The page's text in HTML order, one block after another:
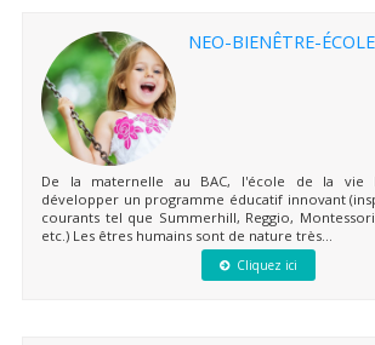
NEO-BIENÊTRE-
De la maternelle au BAC, l'école de la vie
développer un programme éducatif innovant
courants tel que Summerhill, Reggio,
etc.) Les êtres humains sont de nature très...
Cliquez ici